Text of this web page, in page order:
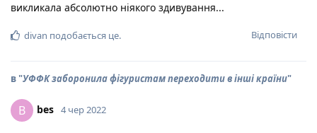
викликала абсолютно ніякого здивування...
Відповісти
divan подобається це.
в "УФФК заборонила фігуристам переходити в інші країни"
B bes 4 чер 2022